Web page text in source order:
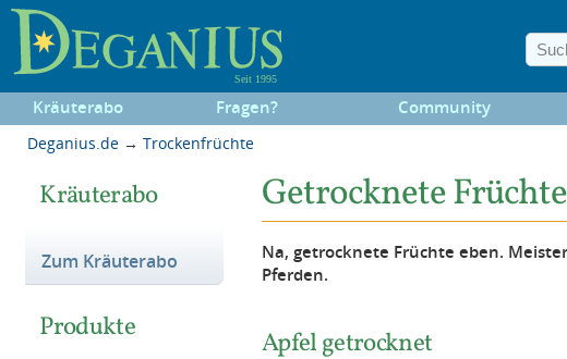
Kräuterabo Fragen? Community
Deganius.de→ Trockenfrüchte
Kräuterabo
Zum Kräuterabo
Produkte
Getrocknete
Na, getrocknete Früchte eben.
Pferden.
Apfel getrocknet